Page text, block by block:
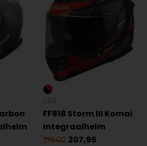
FF818 Storm III Komai
Integraalhelm
219,00 207,95